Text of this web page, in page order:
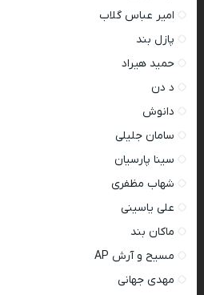
امیر عباس گلاب
پازل بند
حمید هیراد
د دن
دانوش
سامان جلیلی
سینا پارسیان
شهاب مظفری
علی یاسینی
ماکان بند
مسیح و آرش AP
مهدی جهانی